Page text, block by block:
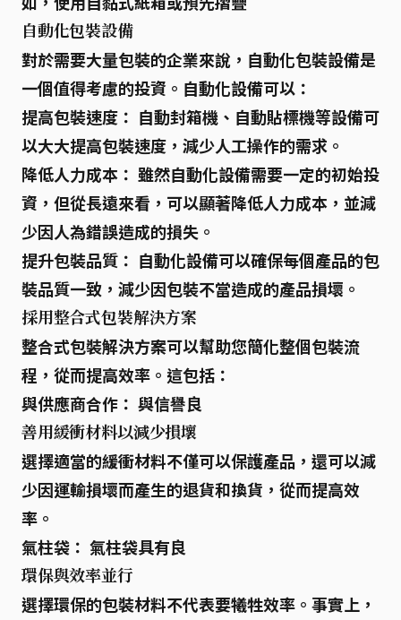
自動化包裝設備
對於需要大量包裝的企業來說， 自動化包裝設備是
一個值得考慮的投資。自動化設備可以：
提高包裝速度： 自動封箱機、自動貼標機等設備可
以大大提高包裝速度，減少人工操作的需求。
降低人力成本： 雖然自動化設備需要一定的初始投
資，但從長遠來看，可以顯著降低人力成本，並減
少因人為錯誤造成的損失。
提升包裝品質： 自動化設備可以確保每個產品的包
裝品質一致，減少因包裝不當造成的產品損壞。
採用整合式包裝解決方案
整合式包裝解決方案可以幫助您簡化整個包裝流
程，從而提高效率。這包括：
與供應商合作： 與信譽良
善用緩衝材料以減少損壞
選擇適當的緩衝材料不僅可以保護產品，還可以減
少因運輸損壞而產生的退貨和換貨，從而提高效
率。
氣柱袋： 氣柱袋具有良
環保與效率並行
選擇環保的包裝材料不代表要犧牲效率。事實上，